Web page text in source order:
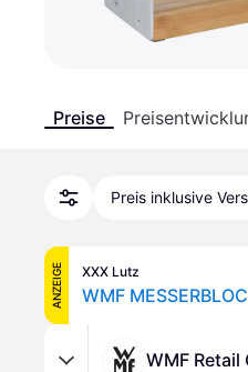
Preise
Preis inklusive
ANZEIGE XXX Lutz
WMF
WMF Retail